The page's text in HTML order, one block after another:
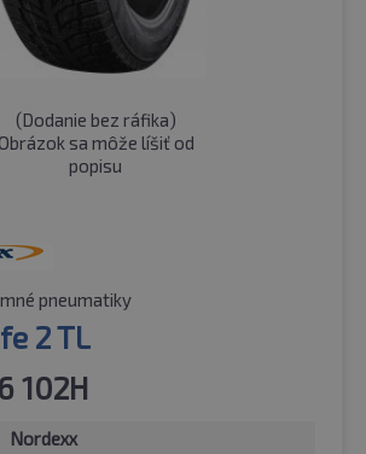
(Dodanie bez ráfika)
Obrázok sa môže líšiť od
popisu
pneumatiky
2 TL
102H
Nordexx